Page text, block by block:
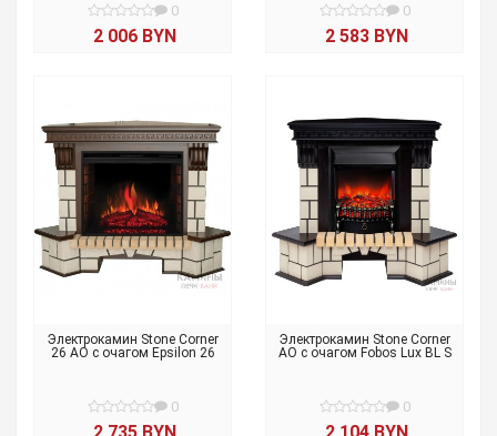
0
2 006 BYN
0
2 583 BYN
Электрокамин Stone Corner
26 AO с очагом Epsilon 26
0
Электрокамин Stone Corner
AO с очагом Fobos Lux BL S
0